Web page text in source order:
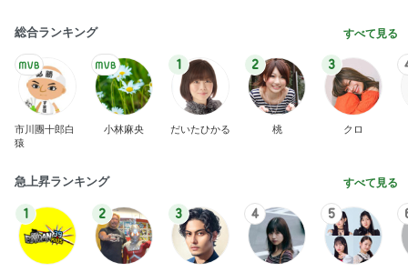
総合ランキング すべて見る
市川團十郎白
猿
小林麻央
1
だいたひかる
2
桃
3
クロ
急上昇ランキング すべて見る
1 2 3 4 5